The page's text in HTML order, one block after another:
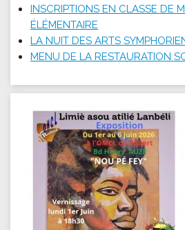
INSCRIPTIONS EN CLASSE DE
ÉLÉMENTAIRE
LA NUIT DES ARTS
MENU DE LA RESTAURATION